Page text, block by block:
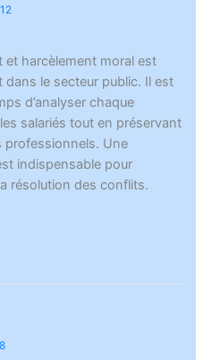
et harcèlement moral est
dans le secteur public. Il est
d’analyser chaque
salariés tout en préservant
professionnels. Une
indispensable pour
résolution des conflits.